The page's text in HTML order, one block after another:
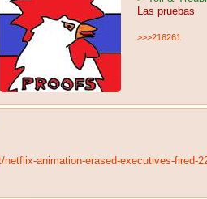
Las pruebas
>>>216261
animation-erased-executives-fired-